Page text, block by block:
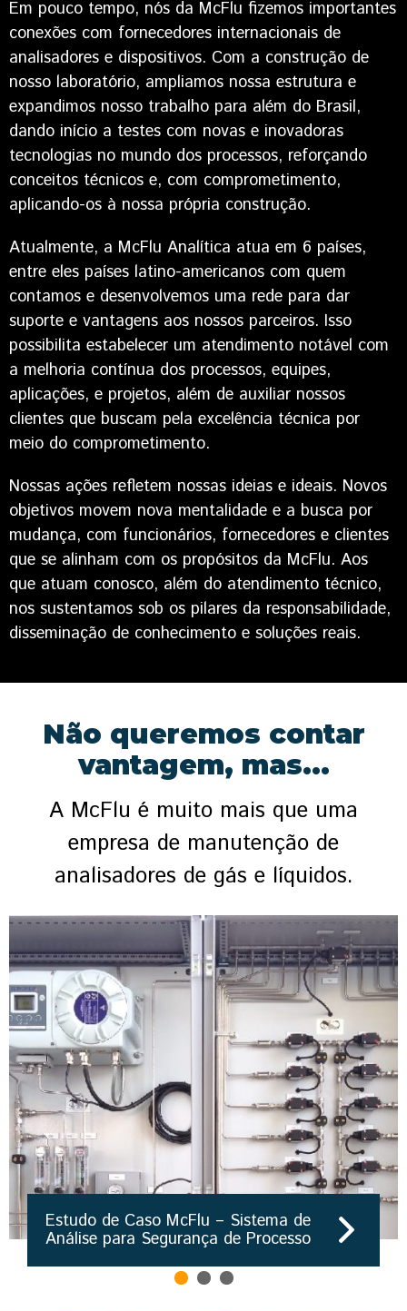
Em pouco tempo, nós da McFlu fizemos importantes
conexões com fornecedores internacionais de
analisadores e dispositivos. Com a construção de
nosso laboratório, ampliamos nossa estrutura e
expandimos nosso trabalho para além do Brasil,
dando início a testes com novas e inovadoras
tecnologias no mundo dos processos, reforçando
conceitos técnicos e, com comprometimento,
aplicando-os à nossa própria construção.
Atualmente, a McFlu Analítica atua em 6 países,
entre eles países latino-americanos com quem
contamos e desenvolvemos uma rede para dar
suporte e vantagens aos nossos parceiros. Isso
possibilita estabelecer um atendimento notável com
a melhoria contínua dos processos, equipes,
aplicações, e projetos, além de auxiliar nossos
clientes que buscam pela excelência técnica por
meio do comprometimento.
Nossas ações refletem nossas ideias e ideais. Novos
objetivos movem nova mentalidade e a busca por
mudança, com funcionários, fornecedores e clientes
que se alinham com os propósitos da McFlu. Aos
que atuam conosco, além do atendimento técnico,
nos sustentamos sob os pilares da responsabilidade,
disseminação de conhecimento e soluções reais.
Não queremos contar
vantagem, mas...
A McFlu é muito mais que uma
empresa de manutenção de
analisadores de gás e líquidos.
Estudo de Caso McFlu – Sistema de
Análise para Segurança de Processo